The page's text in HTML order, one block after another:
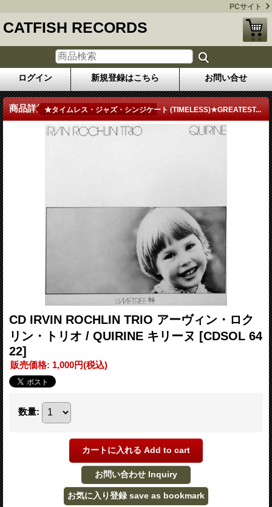
PCサイト
CATFISH RECORDS
ログイン 新規登録はこちら お問い合せ
商品詳細★タイムレス・ジャズ・シンジケート (TIMELESS)★GREATEST...
CD IRVIN ROCHLIN TRIO アーヴィン・ロク
リン・トリオ / QUIRINE キリーヌ [CDSOL 64
22]
販売価格: 1,000円(税込)
数量: